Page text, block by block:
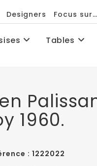
Designers Focus sur…
Tables
1960.
: 1222022